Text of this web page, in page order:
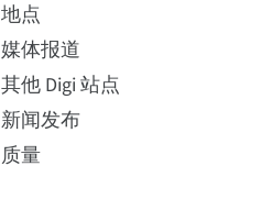
地点
媒体报道
其他 Digi 站点
新闻发布
质量